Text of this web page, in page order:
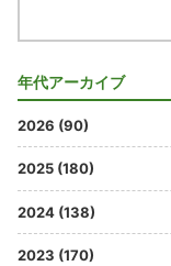
年代アーカイブ
2026 (90)
2025 (180)
2024 (138)
2023 (170)